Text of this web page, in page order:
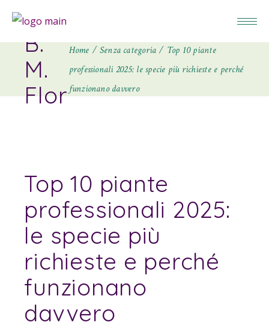
B.
M.
Flor
Home Senza categoria
Top 10 piante
professionali 2025: le specie più richieste e perché
funzionano davvero
Top 10 piante
professionali 2025:
le specie più
richieste e perché
funzionano
davvero